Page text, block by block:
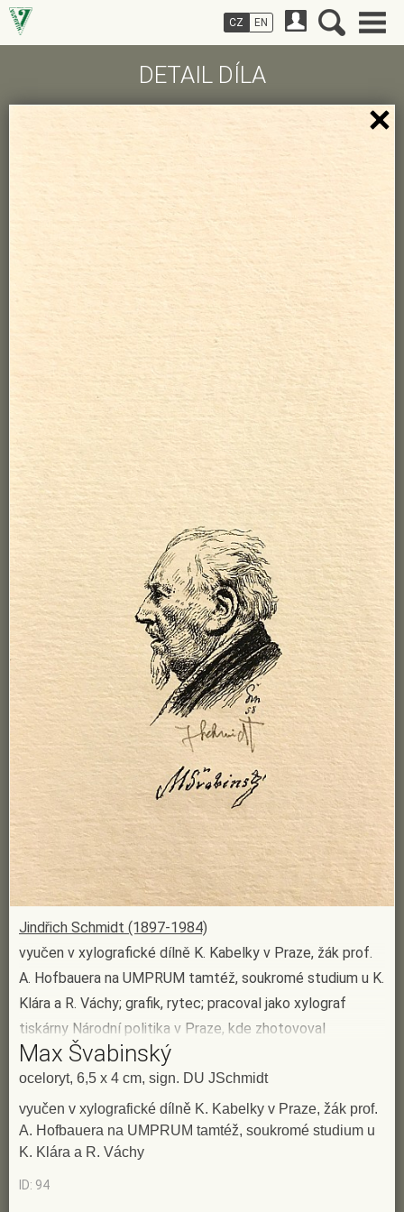
DETAIL DÍLA
Jindřich Schmidt (1897-1984)
vyučen v xylografické dílně K. Kabelky v Praze, žák prof.
A. Hofbauera na UMPRUM tamtéž, soukromé studium u K.
Klára a R. Váchy; grafik, rytec; pracoval jako xylograf
tiskárny Národní politika v Praze, kde zhotovoval
dřevoryty pro knihtisk; od 1939 byl faktorem ryteckého a
galvanoplastického oddělení tiskárny Národní banky
československé, v této funkci pokračoval i v pozdější
Státní tiskárně cenin; zaměřoval se na ocelorytiny na
bankovkách a poštovních známkách; od 1948 pracoval
nepřetržitě s M. Švabinským jako navrhovatelem
Max Švabinský
oceloryt, 6,5 x 4 cm, sign. DU JSchmidt
vyučen v xylografické dílně K. Kabelky v Praze, žák prof.
A. Hofbauera na UMPRUM tamtéž, soukromé studium u
K. Klára a R. Váchy
ID: 94
CZ EN